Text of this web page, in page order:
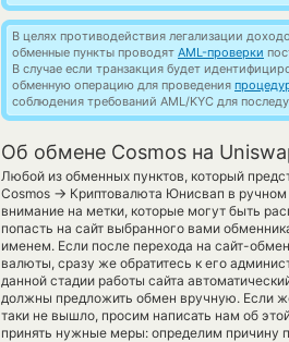
В целях противодействия легализации
обменные пункты проводят AML-проверки
В случае если транзакция будет
обменную операцию для проведения
соблюдения требований AML/KYC для
Об обмене Cosmos на
Любой из обменных пунктов, который
Cosmos → Криптовалюта Юнисвап в
внимание на метки, которые могут быть
попасть на сайт выбранного вами
именем. Если после перехода на сайт-
валюты, сразу же обратитесь к его
данной стадии работы сайта
должны предложить обмен вручную. Если
таки не вышло, просим написать нам об
принять нужные меры: определим причину